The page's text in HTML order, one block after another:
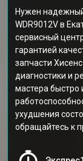
Нужен
WDR9012V в
сервисный
гарантией
запчасти
диагностики и
мастера быстро
ухудшения
обращайтесь к